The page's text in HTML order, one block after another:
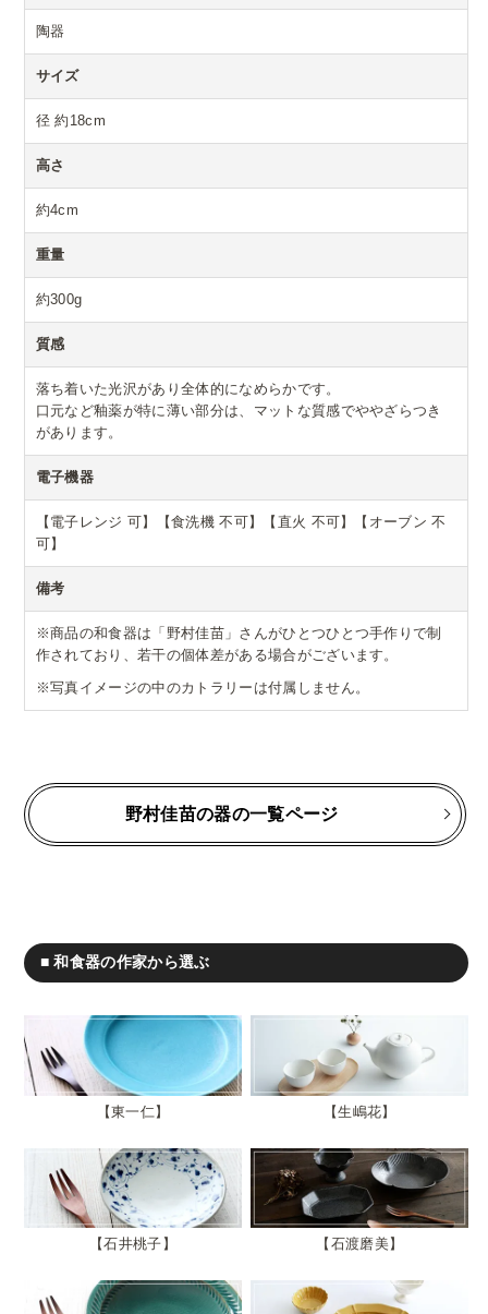
陶器
サイズ
径 約18cm
高さ
約4cm
重量
約300g
質感
落ち着いた光沢があり全体的になめらかです。
口元など釉薬が特に薄い部分は、マットな質感でややざらつき
があります。
電子機器
【電子レンジ 可】【食洗機 不可】【直火 不可】【オーブン 不
可】
備考
※商品の和食器は「野村佳苗」さんがひとつひとつ手作りで制
作されており、若干の個体差がある場合がございます。
※写真イメージの中のカトラリーは付属しません。
野村佳苗の器の一覧ページ
■ 和食器の作家から選ぶ
東一仁 生嶋花
石井桃子 石渡磨美